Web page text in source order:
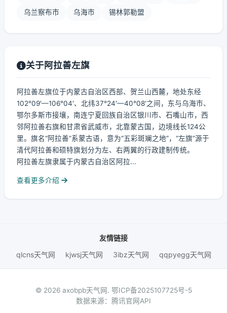
乌兰察布市 乌海市 锡林郭勒盟
关于阿拉善左旗
阿拉善左旗位于内蒙古自治区西部、贺兰山西麓，地处东经
102°09′—106°04′、北纬37°24′—40°08′之间，东与乌海市、
鄂尔多斯市接壤，南连宁夏回族自治区银川市、石嘴山市，西
邻阿拉善右旗和甘肃省武威市，北靠蒙古国，边境线长124公
里。旗名“阿拉善”系蒙古语，意为“五彩斑斓之地”，“左旗”源于
清代阿拉善和硕特旗划分为左、右两翼的行政建制传统。
阿拉善左旗隶属于内蒙古自治区阿拉...
查看更多介绍
友情链接
qlcns天气网
kjwsj天气网 3ibz天气网 qqpyegg天气网
© 2026 axobpb天气网. 鄂ICP备2025107725号-5
数据来源：腾讯官网API